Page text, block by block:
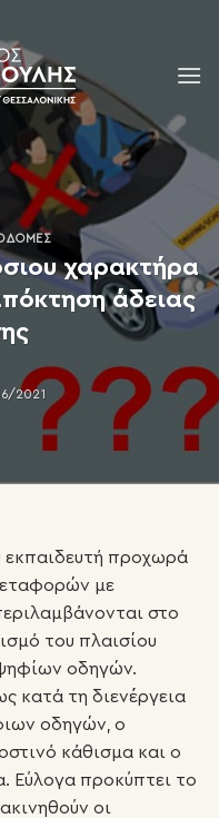
χαρακτήρα
άδειας
2021
εκπαιδευτή προχωρά
με
στο
του πλαισίου
οδηγών.
κατά τη διενέργεια
οδηγών, ο
κάθισμα και ο
Εύλογα προκύπτει το
οι